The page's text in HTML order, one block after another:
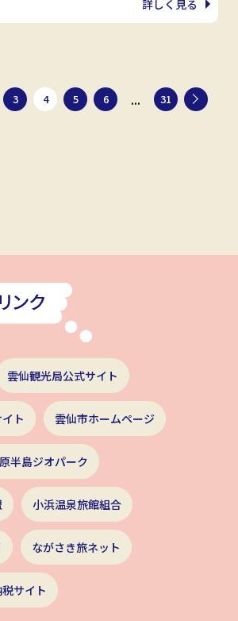
詳しく見る
3 4 5 6 ... 31
雲仙観光局公式サイト
ト 雲仙市ホームページ
半島ジオパーク
小浜温泉旅館組合
ながさき旅ネット
サイト